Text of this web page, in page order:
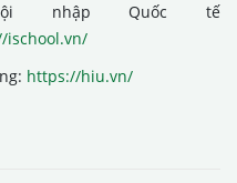
nhập Quốc tế
ischool.vn/
https://hiu.vn/